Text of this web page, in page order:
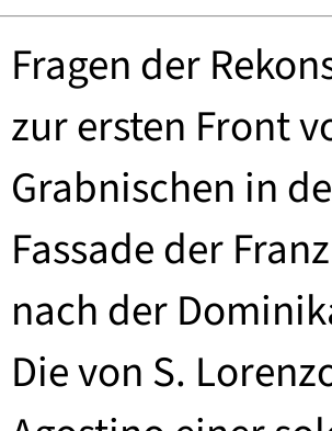
Fragen der
zur ersten Front
Grabnischen in
Fassade der
nach der
Die von S.